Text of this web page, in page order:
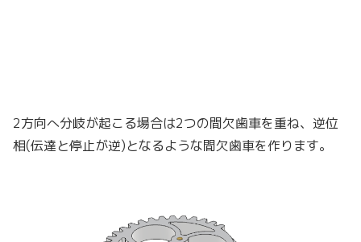
2方向へ分岐が起こる場合は2つの間欠歯車を重ね、逆位
相(伝達と停止が逆)となるような間欠歯車を作ります。